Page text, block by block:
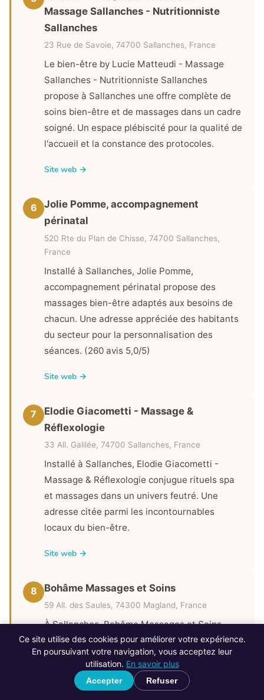
Massage Sallanches - Nutritionniste
Sallanches
23 Rue de Savoie, 74700 Sallanches, France
Le bien-être by Lucie Matteudi - Massage
Sallanches - Nutritionniste Sallanches
propose à Sallanches une offre complète de
soins bien-être et de massages dans un cadre
soigné. Un espace plébiscité pour la qualité de
l'accueil et la constance des protocoles.
Site web →
6 Jolie Pomme, accompagnement
périnatal
520 Rte du Plan de Chisse, 74700 Sallanches,
France
Installé à Sallanches, Jolie Pomme,
accompagnement périnatal propose des
massages bien-être adaptés aux besoins de
chacun. Une adresse appréciée des habitants
du secteur pour la personnalisation des
séances. (260 avis 5,0/5)
Site web →
7
Elodie Giacometti - Massage &
Réflexologie
33 All. Galilée, 74700 Sallanches, France
Installé à Sallanches, Elodie Giacometti -
Massage & Réflexologie conjugue rituels spa
et massages dans un univers feutré. Une
adresse citée parmi les incontournables
locaux du bien-être.
Site web →
8 Bohâme Massages et Soins
59 All. des Saules, 74300 Magland, France
À Sallanches, Bohâme Massages et Soins
propose des soins du corps et massages dans
un cadre propice à la détente. Une adresse
familière des habitants en quête d'une
parenthèse régénérante.
Ce site utilise des cookies pour améliorer votre expérience.
En poursuivant votre navigation, vous acceptez leur
utilisation. En savoir plus
Accepter Refuser